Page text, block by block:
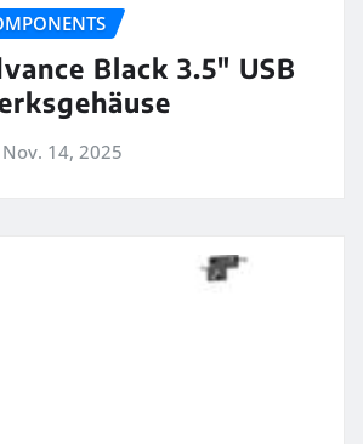
Black 3.5″ USB
Nov. 14, 2025